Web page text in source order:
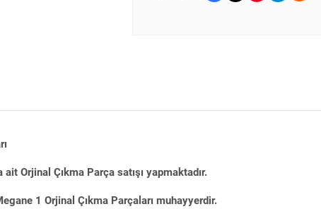
Orjinal Çıkma Parça satışı yapmaktadır.
1 Orjinal Çıkma Parçaları muhayyerdir.